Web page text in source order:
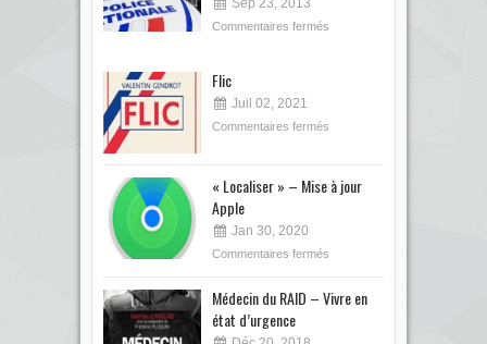
Sep 23, 2013
Commentaires fermés
Flic
Juil 02, 2021
Commentaires fermés
« Localiser » – Mise à jour
Apple
Jan 30, 2020
Commentaires fermés
Médecin du RAID – Vivre en
état d’urgence